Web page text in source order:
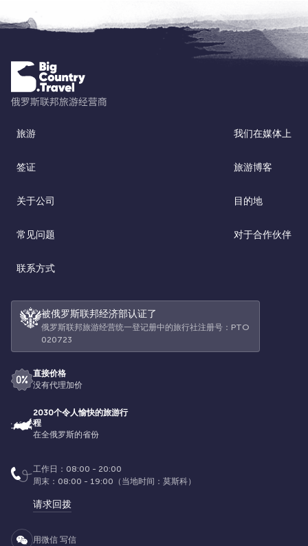
旅游 我们在媒体上
签证 旅游博客
关于公司 目的地
常见问题 对于合作伙伴
联系方式
被俄罗斯联邦经济部认证了
俄罗斯联邦旅游经营统一登记册中的旅行社注册号：РТО
020723
直接价格
没有代理加价
2030个令人愉快的旅游行
程
在全俄罗斯的省份
工作日：08:00 - 20:00
周末：08:00 - 19:00（当地时间：莫斯科）
请求回拨
用微信 写信